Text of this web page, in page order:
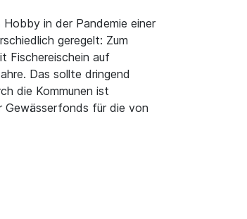
in der Pandemie einer
geregelt: Zum
Fischereischein auf
Das sollte dringend
die Kommunen ist
Gewässerfonds für die von